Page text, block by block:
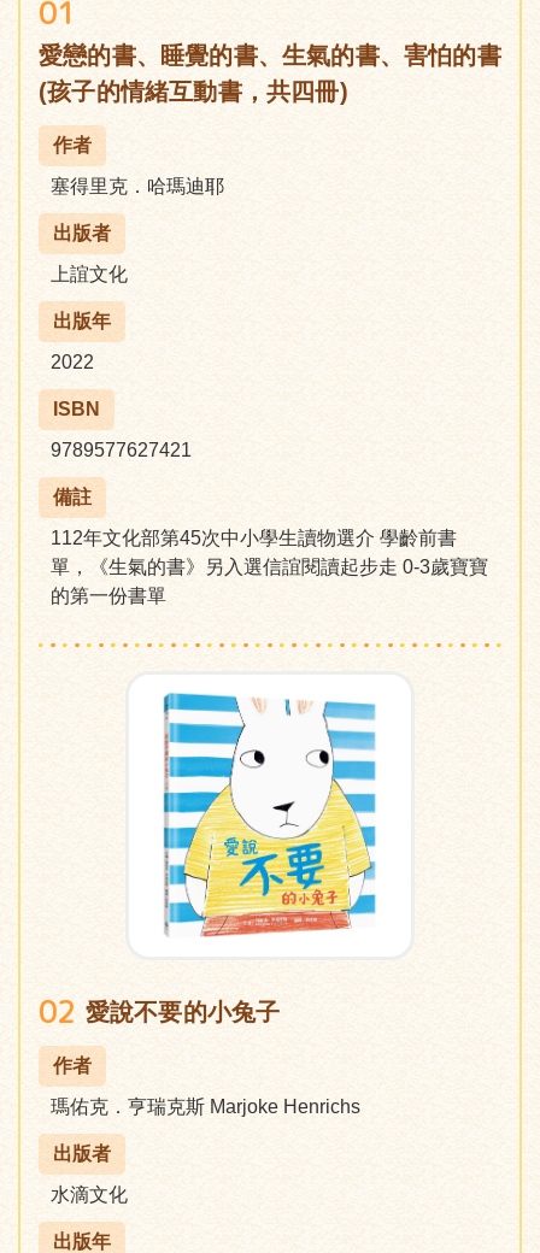
01
愛戀的書、睡覺的書、生氣的書、害怕的書
(孩子的情緒互動書，共四冊)
作者
塞得里克．哈瑪迪耶
出版者
上誼文化
出版年
2022
ISBN
9789577627421
備註
112年文化部第45次中小學生讀物選介 學齡前書
單，《生氣的書》另入選信誼閱讀起步走 0-3歲寶寶
的第一份書單
02 愛說不要的小兔子
作者
瑪佑克．亨瑞克斯 Marjoke Henrichs
出版者
水滴文化
出版年